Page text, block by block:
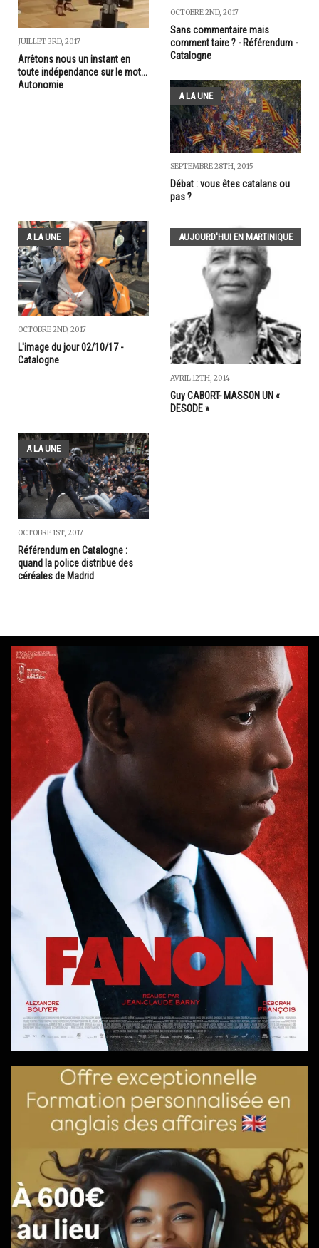
JUILLET 3RD, 2017
Arrêtons nous un instant en
toute indépendance sur le mot...
Autonomie
OCTOBRE 2ND, 2017
Sans commentaire mais
comment taire ? - Référendum -
Catalogne
A LA UNE
SEPTEMBRE 28TH, 2015
Débat : vous êtes catalans ou
pas ?
A LA UNE
OCTOBRE 2ND, 2017
L'image du jour 02/10/17 -
Catalogne
AUJOURD'HUI EN MARTINIQUE
AVRIL 12TH, 2014
Guy CABORT- MASSON UN «
DESODE »
A LA UNE
OCTOBRE 1ST, 2017
Référendum en Catalogne :
quand la police distribue des
céréales de Madrid